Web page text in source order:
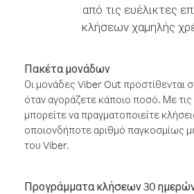
από τις ευέλικτες
κλήσεων χαμηλής
Πακέτα μονάδων
Οι μονάδες Viber Out προστίθενται
όταν αγοράζετε κάποιο ποσό. Με
μπορείτε να πραγματοποιείτε
οποιονδήποτε αριθμό παγκοσμίως
του Viber.
Προγράμματα κλήσεων 30